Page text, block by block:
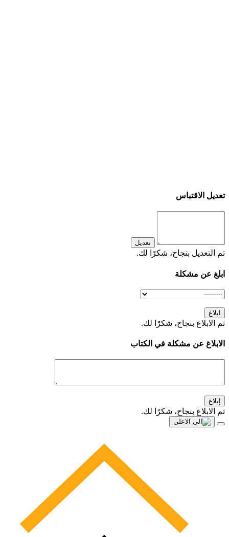
تعديل الاقتباس
تعديل
تم التعديل بنجاح، شكرًا لك.
ابلغ عن مشكلة
ابلاغ
تم الابلاغ بنجاح، شكرًا لك.
الابلاغ عن مشكلة في الكتاب
إبلاغ
تم الابلاغ بنجاح، شكرًا لك.